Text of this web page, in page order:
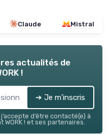
Claude Mistral
actualités de
!
➔ Je m'inscris
d’être contacté(e) à
WORK ! et ses partenaires.